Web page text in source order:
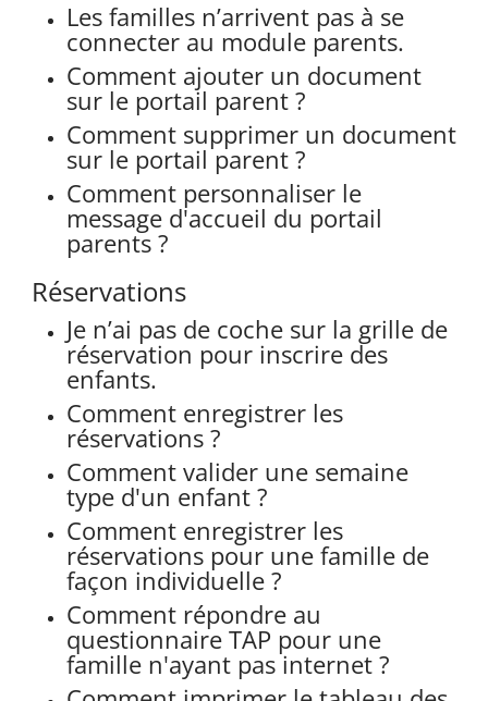
Les familles n’arrivent pas à se
connecter au module parents.
Comment ajouter un document
sur le portail parent ?
Comment supprimer un document
sur le portail parent ?
Comment personnaliser le
message d'accueil du portail
parents ?
Réservations
Je n’ai pas de coche sur la grille de
réservation pour inscrire des
enfants.
Comment enregistrer les
réservations ?
Comment valider une semaine
type d'un enfant ?
Comment enregistrer les
réservations pour une famille de
façon individuelle ?
Comment répondre au
questionnaire TAP pour une
famille n'ayant pas internet ?